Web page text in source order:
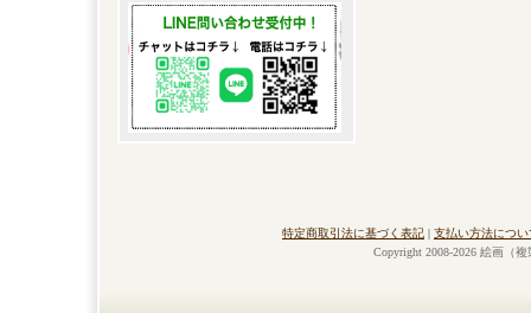
特定商取引法に基づく表記 | 支払い方法につい
Copyright 2008-2026 絵画（